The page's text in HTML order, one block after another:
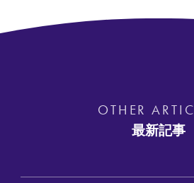
OTH ER ARTI C
最新記事